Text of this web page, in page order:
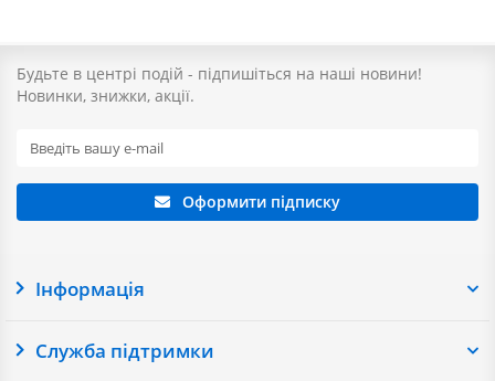
Будьте в центрі подій - підпишіться на наші новини!
Новинки, знижки, акції.
Оформити підписку
Інформація
Служба підтримки